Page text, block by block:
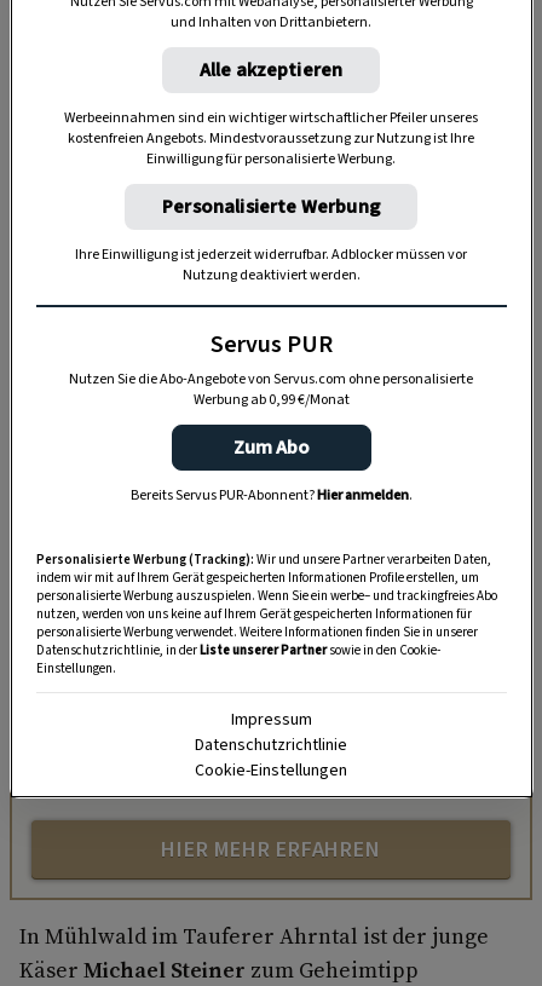
schon gekostet. Beim gemeinsamen
Ausprobieren will sich die junge Köchin noch
mehr inspirieren lassen. Ihr Ziel ist, eine leichte,
innovative Alpinküche zu perfektionieren. Wie
bei Hüttenwirt und AlmbauerFranz Mulser,
einem ehemaligen Obauer-Schüler, auf der
Seiser Alm.
„Servus Garten“ auf WhatsApp
Nutzen Sie WhatsApp auf Ihrem Handy und lieben es, auf
dem Balkon, der Terrasse oder im Garten zu werkeln? In
unserem kostenlosen WhatsApp-Kanal finden Sie täglich
Tipps und Tricks für Garten, Terrasse, Balkon- und
HIER MEHR ERFAHREN
In Mühlwald im Tauferer Ahrntal ist der junge
Käser Michael Steiner zum Geheimtipp
und Inhalten von Drittanbietern.
Alle akzeptieren
Werbeeinnahmen sind ein wichtiger wirtschaftlicher Pfeiler unseres
kostenfreien Angebots. Mindestvoraussetzung zur Nutzung ist Ihre
Einwilligung für personalisierte Werbung.
Personalisierte Werbung
Ihre Einwilligung ist jederzeit widerrufbar. Adblocker müssen vor
Nutzung deaktiviert werden.
Servus PUR
Nutzen Sie die Abo-Angebote von Servus.com ohne personalisierte
Werbung ab 0,99 €/Monat
Zum Abo
Bereits Servus PUR-Abonnent?Hier anmelden.
Personalisierte Werbung (Tracking): Wir und unsere Partner verarbeiten Daten,
indem wir mit auf Ihrem Gerät gespeicherten Informationen Profile erstellen, um
personalisierte Werbung auszuspielen. Wenn Sie ein werbe– und trackingfreies Abo
nutzen, werden von uns keine auf Ihrem Gerät gespeicherten Informationen für
personalisierte Werbung verwendet. Weitere Informationen finden Sie in unserer
Datenschutzrichtlinie, in derListe unserer Partnersowie in den Cookie-
Einstellungen.
Impressum
Datenschutzrichtlinie
Cookie-Einstellungen